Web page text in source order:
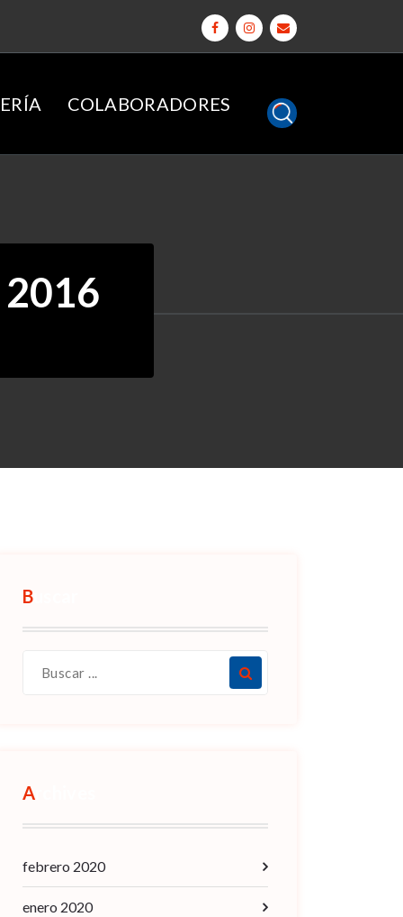
COLABORADORES
febrero 2020
enero 2020